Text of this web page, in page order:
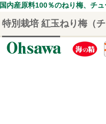
国内産原料100％のねり梅、チ
特別栽培 紅玉ねり梅（